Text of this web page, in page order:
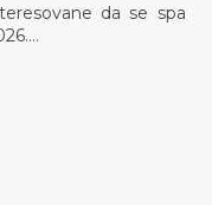
da se spa